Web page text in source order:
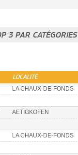
3 PAR CATÉGORIES
LOCALITÉ
LA CHAUX-DE-FONDS
AETIGKOFEN
LA CHAUX-DE-FONDS